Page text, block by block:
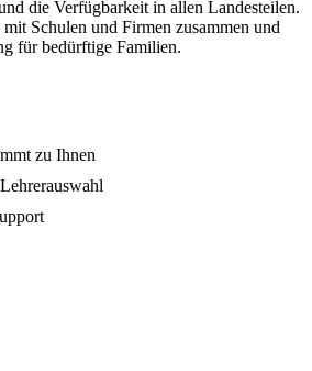
die Verfügbarkeit in allen Landesteilen.
Schulen und Firmen zusammen und
für bedürftige Familien.
zu Ihnen